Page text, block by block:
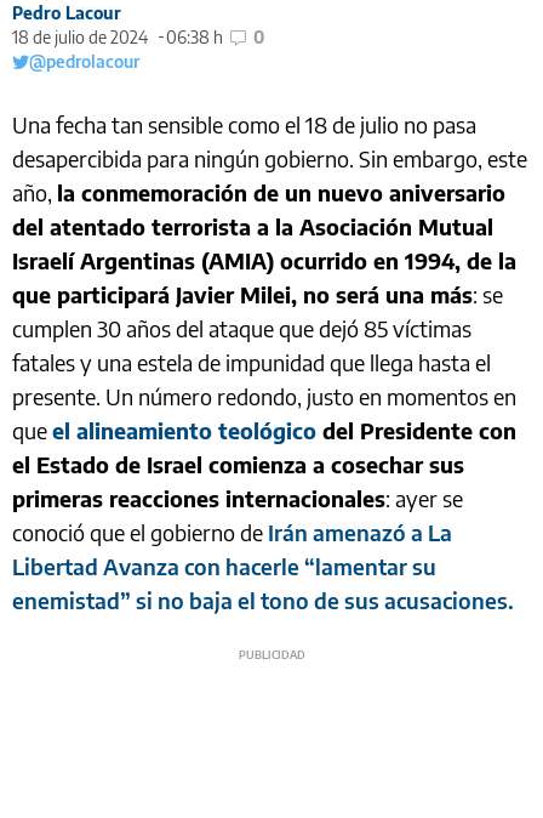
Pedro Lacour
18 de julio de 2024
06:38 h
0
@pedrolacour
Una fecha tan sensible como el 18 de julio no pasa
desapercibida para ningún gobierno. Sin embargo, este
año, la conmemoración de un nuevo aniversario
del atentado terrorista a la Asociación Mutual
Israelí Argentinas (AMIA) ocurrido en 1994, de la
que participará Javier Milei, no será una más: se
cumplen 30 años del ataque que dejó 85 víctimas
fatales y una estela de impunidad que llega hasta el
presente. Un número redondo, justo en momentos en
queel alineamiento teológico del Presidente con
el Estado de Israel comienza a cosechar sus
primeras reacciones internacionales: ayer se
conoció que el gobierno de Irán amenazó a La
Libertad Avanza con hacerle “lamentar su
enemistad” si no baja el tono de sus acusaciones.